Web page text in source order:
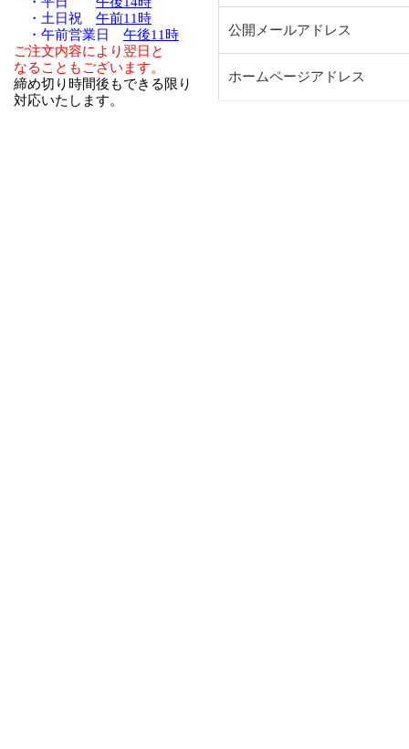
・土日祝 午前11時
・午前営業日 午後11時
ご注文内容により翌日と
なることもございます。
締め切り時間後もできる限り
対応いたします。
公開メールアドレス
ホームページアドレス